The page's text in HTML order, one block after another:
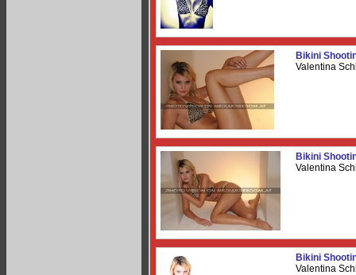
Bikini
Valentina
Bikini
Valentina
Bikini
Valentina